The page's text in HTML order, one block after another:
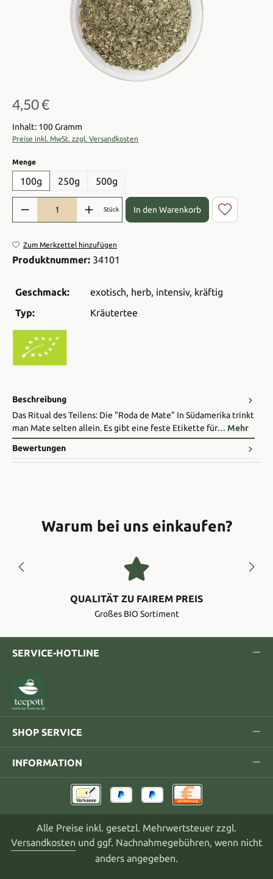
Regulärer Preis:
4,50 €
Inhalt: 100 Gramm
Preise inkl. MwSt. zzgl. Versandkosten
Mengeauswählen
100g 250g 500g
Produkt Anzahl: Gib den gewünschten Wert ein oder benutze die
Stück In den Warenkorb
Zum Merkzettel hinzufügen
Produktnummer: 34101
Geschmack: exotisch, herb, intensiv, kräftig
Typ:
Kräutertee
Beschreibung
Das Ritual des Teilens: Die "Roda de Mate" In Südamerika trinkt
man Mate selten allein. Es gibt eine feste Etikette für… Mehr
Bewertungen
Warum bei uns einkaufen?
QUALITÄT ZU FAIREM PREIS
Großes BIO Sortiment
SERVICE-HOTLINE
SHOP SERVICE
INFORMATION
Alle Preise inkl. gesetzl. Mehrwertsteuer zzgl.
Versandkosten und ggf. Nachnahmegebühren, wenn nicht
anders angegeben.